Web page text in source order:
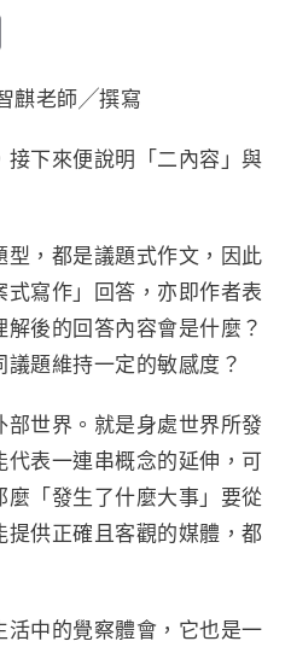
i 麒老師╱撰寫
下來便說明「二內容」與
，都是議題式作文，因此
寫作」回答，亦即作者表
後的回答內容會是什麼？
題維持一定的敏感度？
世界。就是身處世界所發
表一連串概念的延伸，可
「發生了什麼大事」要從
供正確且客觀的媒體，都
中的覺察體會，它也是一